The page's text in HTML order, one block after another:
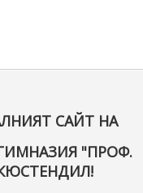
САЙТ НА
"ПРОФ.